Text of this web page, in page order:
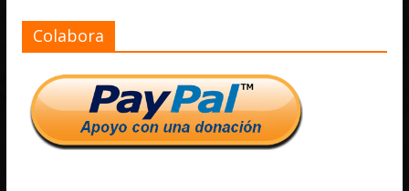
Colabora